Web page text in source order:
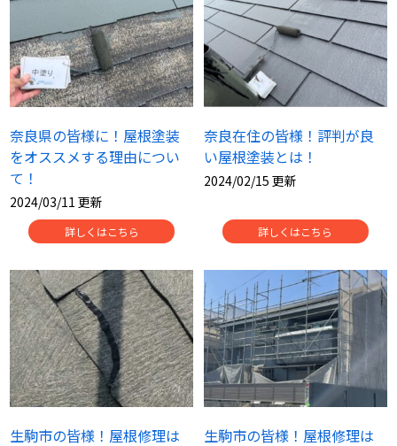
奈良県の皆様に！屋根塗装
をオススメする理由につい
て！
2024/03/11 更新
詳しくはこちら
奈良在住の皆様！評判が良
い屋根塗装とは！
2024/02/15 更新
詳しくはこちら
生駒市の皆様！屋根修理は 生駒市の皆様！屋根修理は